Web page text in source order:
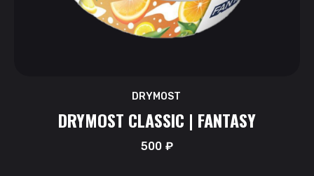
DRYMOST
DRYMOST CLASSIC | FANTASY
500₽